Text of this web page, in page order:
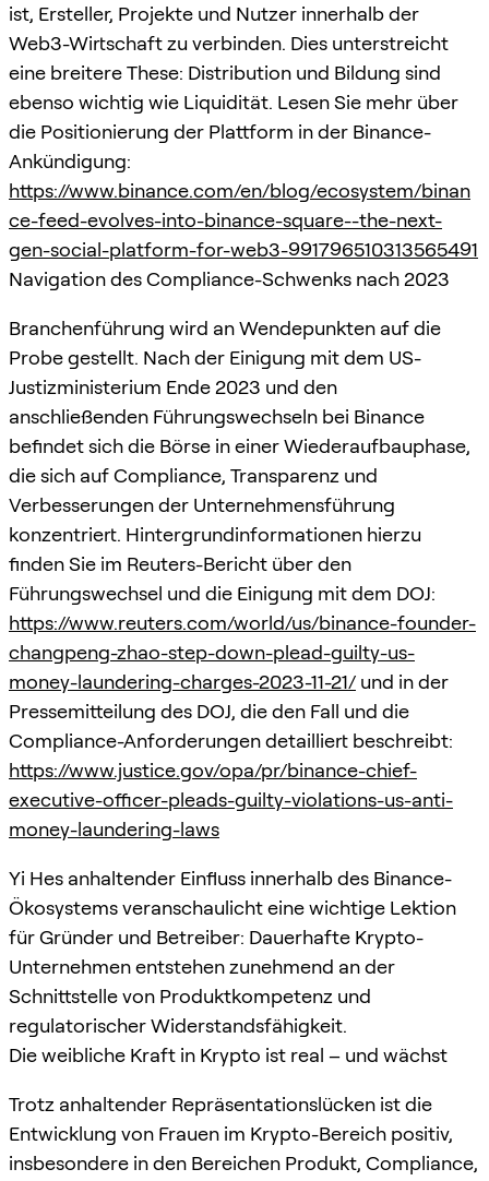
ist, Ersteller, Projekte und Nutzer innerhalb der
Web3-Wirtschaft zu verbinden. Dies unterstreicht
eine breitere These: Distribution und Bildung sind
ebenso wichtig wie Liquidität. Lesen Sie mehr über
die Positionierung der Plattform in der Binance-
Ankündigung:
https://www.binance.com/en/blog/ecosystem/binan
ce-feed-evolves-into-binance-square--the-next-
gen-social-platform-for-web3-991796510313565491
Navigation des Compliance-Schwenks nach 2023
Branchenführung wird an Wendepunkten auf die
Probe gestellt. Nach der Einigung mit dem US-
Justizministerium Ende 2023 und den
anschließenden Führungswechseln bei Binance
befindet sich die Börse in einer Wiederaufbauphase,
die sich auf Compliance, Transparenz und
Verbesserungen der Unternehmensführung
konzentriert. Hintergrundinformationen hierzu
finden Sie im Reuters-Bericht über den
Führungswechsel und die Einigung mit dem DOJ:
https://www.reuters.com/world/us/binance-founder-
changpeng-zhao-step-down-plead-guilty-us-
money-laundering-charges-2023-11-21/ und in der
Pressemitteilung des DOJ, die den Fall und die
Compliance-Anforderungen detailliert beschreibt:
https://www.justice.gov/opa/pr/binance-chief-
executive-officer-pleads-guilty-violations-us-anti-
money-laundering-laws
Yi Hes anhaltender Einfluss innerhalb des Binance-
Ökosystems veranschaulicht eine wichtige Lektion
für Gründer und Betreiber: Dauerhafte Krypto-
Unternehmen entstehen zunehmend an der
Schnittstelle von Produktkompetenz und
regulatorischer Widerstandsfähigkeit.
Die weibliche Kraft in Krypto ist real – und wächst
Trotz anhaltender Repräsentationslücken ist die
Entwicklung von Frauen im Krypto-Bereich positiv,
insbesondere in den Bereichen Produkt, Compliance,